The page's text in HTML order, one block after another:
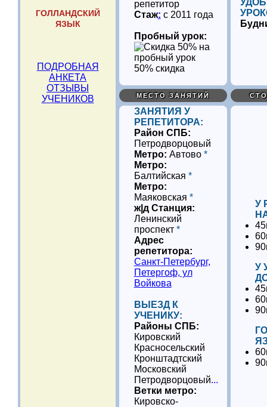
ГОЛЛАНДСКИЙ
ЯЗЫК
ПОДРОБНАЯ
АНКЕТА
ОТЗЫВЫ
УЧЕНИКОВ
репетитор
Стаж: с 2011 года
Пробный урок:
50% скидка
МЕСТО ЗАНЯТИЙ
ЗАНЯТИЯ У
РЕПЕТИТОРА:
Район СПБ:
Петродворцовый
Метро: Автово *
Метро:
Балтийская *
Метро:
Маяковская *
ж|д Станция:
Ленинский
проспект *
Адрес
репетитора:
Санкт-Петербург,
Петергоф, ул
Войкова
ВЫЕЗД К
УЧЕНИКУ:
Районы СПБ:
Кировский
Красносельский
Кронштадтский
Московский
Петродворцовый...
Ветки метро:
Кировско-
У
У